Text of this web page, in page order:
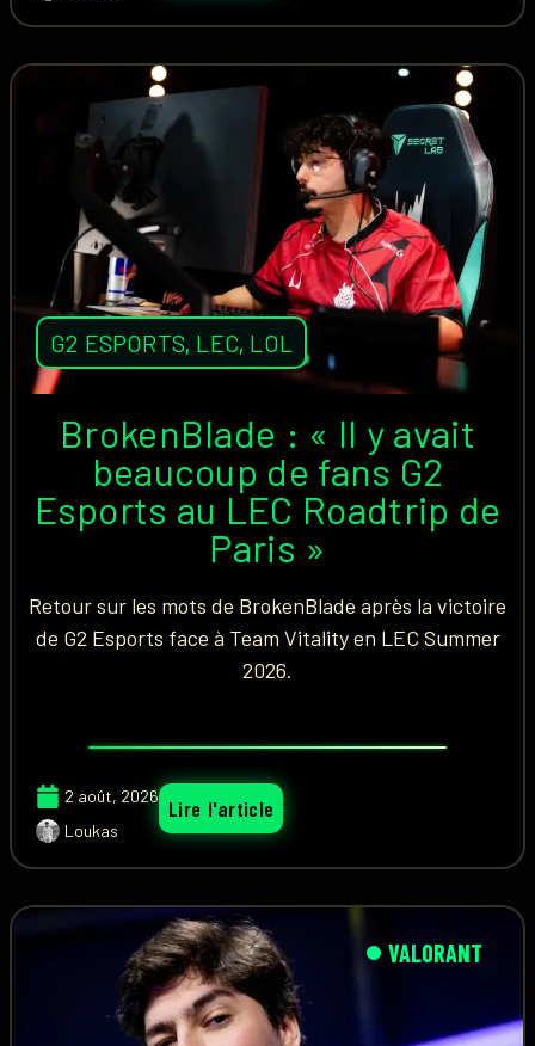
G2 ESPORTS, LEC, LOL
BrokenBlade : « Il y avait
beaucoup de fans G2
Esports au LEC Roadtrip de
Paris »
Retour sur les mots de BrokenBlade après la victoire
de G2 Esports face à Team Vitality en LEC Summer
2026.
2 août, 2026
Loukas
Lire l'article
VALORANT